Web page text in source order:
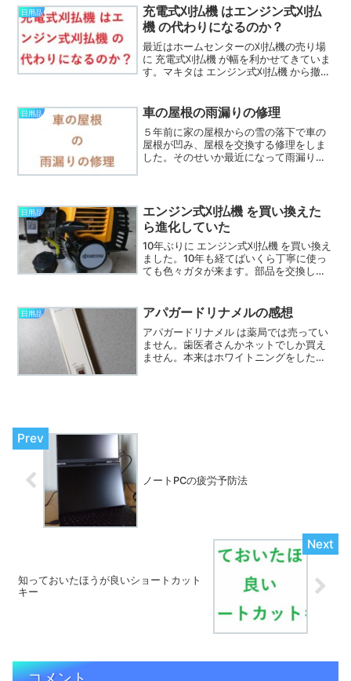
ます。駄目なら5ヶ月も使えません。そこ
で実際に使ってみて良かった点、注意す
べき点を書いてみました。
日用品
充電式刈払機 はエンジン式刈払
機 の代わりになるのか？
最近はホームセンターの刈払機の売り場
に 充電式刈払機 が幅を利かせてきていま
す。マキタは エンジン式刈払機 から撤退
い使えるのか調べて、まとめてみまし
た。パワーと使用可能時間を考えてみま
した。
日用品 車の屋根の雨漏りの修理
５年前に家の屋根からの雪の落下で車の
屋根が凹み、屋根を交換する修理をしま
した。そのせいか最近になって雨漏りが
からです。
日用品
エンジン式刈払機 を買い換えた
ら進化していた
10年ぶりに エンジン式刈払機 を買い換え
ました。10年も経てばいくら丁寧に使っ
ても色々ガタが来ます。部品を交換しな
掛からなくなったからです。昨今は充電
式に押され気味のエンジン式も進化して
いるようです。
日用品 アパガードリナメルの感想
アパガードリナメル は薬局では売ってい
ません。歯医者さんかネットでしか買え
ません。本来はホワイトニングをした後
ノートPCの疲労予防法
知っておいたほうが良いショートカット
キー